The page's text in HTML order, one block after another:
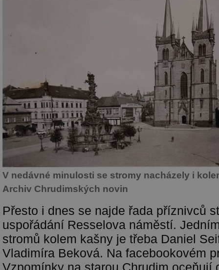
V nedávné minulosti se stromy nacházely i
Archiv Chrudimských novin
Přesto i dnes se najde řada příznivců
uspořádání Resselova náměstí.
stromů kolem kašny je třeba Daniel
Vladimíra Beková. Na facebookovém
Vzpomínky na starou Chrudim oceňují